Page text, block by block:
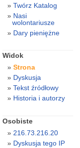
Twórz Katalog
Nasi
wolontariusze
Dary pieniężne
Widok
Strona
Dyskusja
Tekst źródłowy
Historia i autorzy
Osobiste
216.73.216.20
Dyskusja tego IP